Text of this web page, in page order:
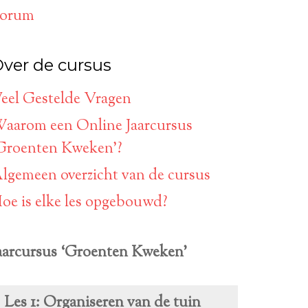
de cursus
Gestelde Vragen
een Online Jaarcursus
Kweken’?
overzicht van de cursus
is elke les opgebouwd?
‘Groenten Kweken’
Les 1: Organiseren van de tuin